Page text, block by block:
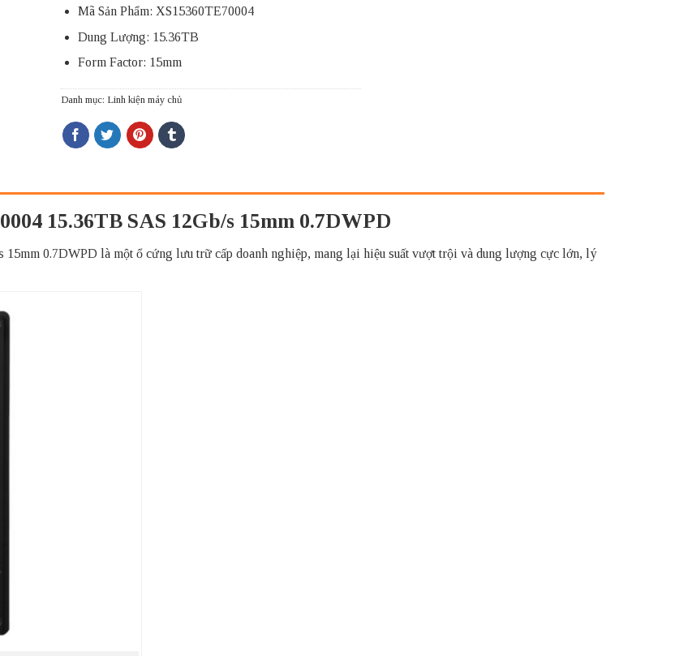
Mã Sản Phẩm: XS15360TE70004
Dung Lượng: 15.36TB
Form Factor: 15mm
Danh mục: Linh kiện máy chủ
15.36TB SAS 12Gb/s 15mm 0.7DWPD
15mm 0.7DWPD là một ổ cứng lưu trữ cấp doanh nghiệp, mang lại hiệu suất vượt trội và dung lượng cực lớn, lý